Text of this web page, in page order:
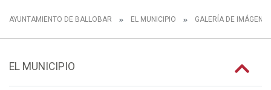
AYUNTAMIENTO DE BALLOBAR EL MUNICIPIO GALERÍA DE IMÁGENES
EL MUNICIPIO